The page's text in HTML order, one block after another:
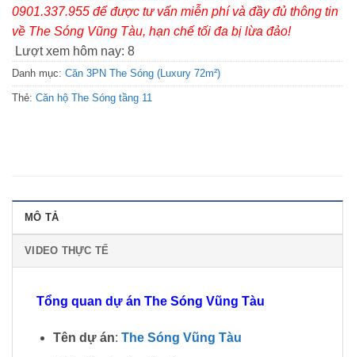
0901.337.955 để được tư vấn miễn phí và đầy đủ thông tin
về The Sóng Vũng Tàu, hạn chế tối đa bị lừa đảo!
Lượt xem hôm nay: 8
Danh mục: Căn 3PN The Sóng (Luxury 72m²)
Thẻ: Căn hộ The Sóng tầng 11
MÔ TẢ
VIDEO THỰC TẾ
Tổng quan dự án The Sóng Vũng Tàu
Tên dự án: The Sóng Vũng Tàu